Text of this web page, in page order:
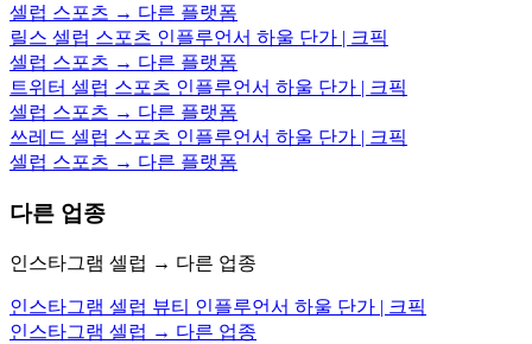
셀럽 스포츠 → 다른 플랫폼
릴스 셀럽 스포츠 인플루언서 하울 단가 | 크픽
셀럽 스포츠 → 다른 플랫폼
트위터 셀럽 스포츠 인플루언서 하울 단가 | 크픽
셀럽 스포츠 → 다른 플랫폼
쓰레드 셀럽 스포츠 인플루언서 하울 단가 | 크픽
셀럽 스포츠 → 다른 플랫폼
다른 업종
인스타그램 셀럽 → 다른 업종
인스타그램 셀럽 뷰티 인플루언서 하울 단가 | 크픽
인스타그램 셀럽 → 다른 업종